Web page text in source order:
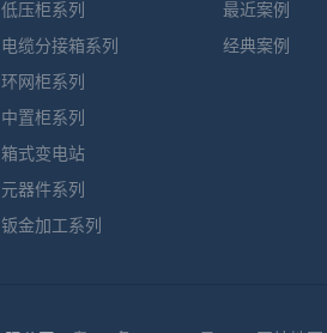
低压柜系列
电缆分接箱系列
环网柜系列
中置柜系列
箱式变电站
元器件系列
钣金加工系列
最近案例
经典案例